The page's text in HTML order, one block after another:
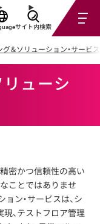
サイト内検索
＆ソリューション・サービス
リューシ
密かつ信頼性の高い
ことではありませ
ン・サービスは、シ
、テストフロア管理